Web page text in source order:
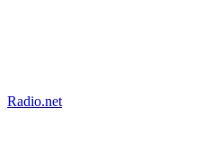
Radio.net